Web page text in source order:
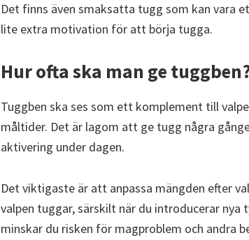
Det finns även smaksatta tugg som kan vara
lite extra motivation för att börja tugga.
Hur ofta ska man ge
Tuggben ska ses som ett komplement till
måltider. Det är lagom att ge tugg några
aktivering under dagen.
Det viktigaste är att anpassa mängden efter
valpen tuggar, särskilt när du introducerar
minskar du risken för magproblem och andra